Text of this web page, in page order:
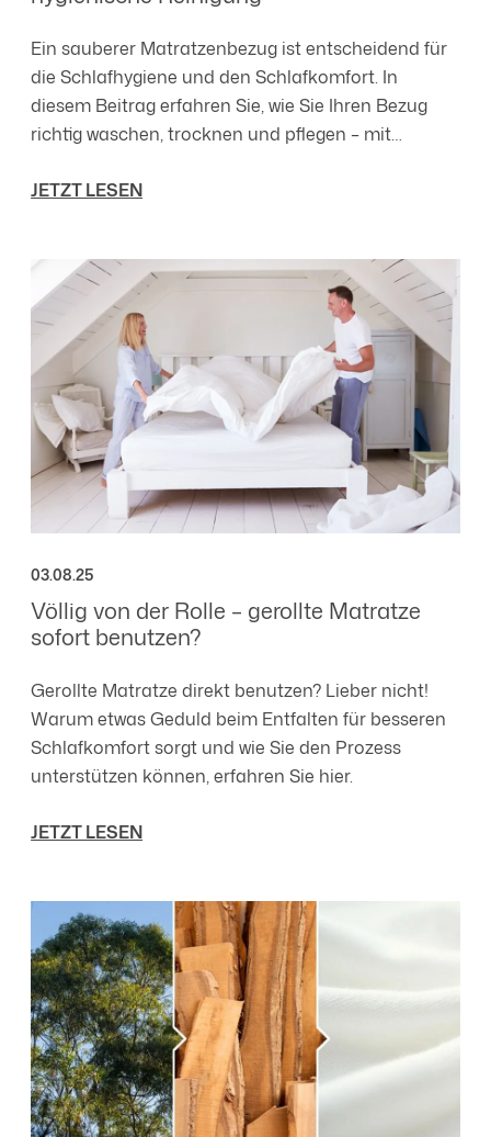
Ein sauberer Matratzenbezug ist entscheidend für
die Schlafhygiene und den Schlafkomfort. In
diesem Beitrag erfahren Sie, wie Sie Ihren Bezug
richtig waschen, trocknen und pflegen – mit
JETZT LESEN
03.08.25
Völlig von der Rolle – gerollte Matratze
sofort benutzen?
Gerollte Matratze direkt benutzen? Lieber nicht!
Warum etwas Geduld beim Entfalten für besseren
Schlafkomfort sorgt und wie Sie den Prozess
unterstützen können, erfahren Sie hier.
JETZT LESEN